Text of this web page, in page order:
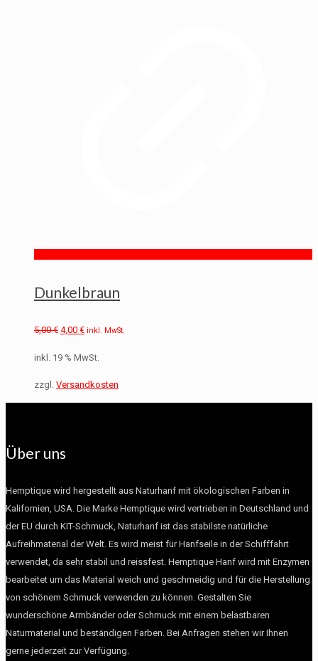
Dunkelbraun
5,00€ 4,00 € inkl. MwSt.
inkl. 19 % MwSt.
zzgl. Versandkosten
Über uns
Hemptique wird hergestellt aus Naturhanf mit ökologischen Farben in
Kalifornien, USA. Die Marke Hemptique wird vertrieben in Deutschland und
der EU durch KIT-Schmuck, Naturhanf ist das stabilste natürliche
Aufreihmaterial der Welt. Es wird meist für Hanfseile in der Schifffahrt
verwendet, da sehr stabil und reissfest. Hemptique Hanf wird mit Enzymen
bearbeitet um das Material weich und geschmeidig und für die Herstellung
von schönem Schmuck verwenden zu können. Gestalten Sie
wunderschöne Armbänder oder Schmuck mit einem belastbaren
Naturmaterial und beständigen Farben. Bei Anfragen stehen wir Ihnen
gerne jederzeit zur Verfügung.